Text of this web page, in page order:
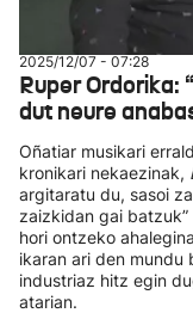
2025/12/07 - 07:28
Ruper
dut neure
Oñatiar musikari
kronikari nekaezinak,
argitaratu du, sasoi
zaizkidan gai
hori ontzeko
ikaran ari den mundu
industriaz hitz egin
atarian.